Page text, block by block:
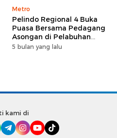
Metro
Pelindo Regional 4 Buka
Puasa Bersama Pedagang
Asongan di Pelabuhan
Makassar, Perkuat
5 bulan yang lalu
kami di